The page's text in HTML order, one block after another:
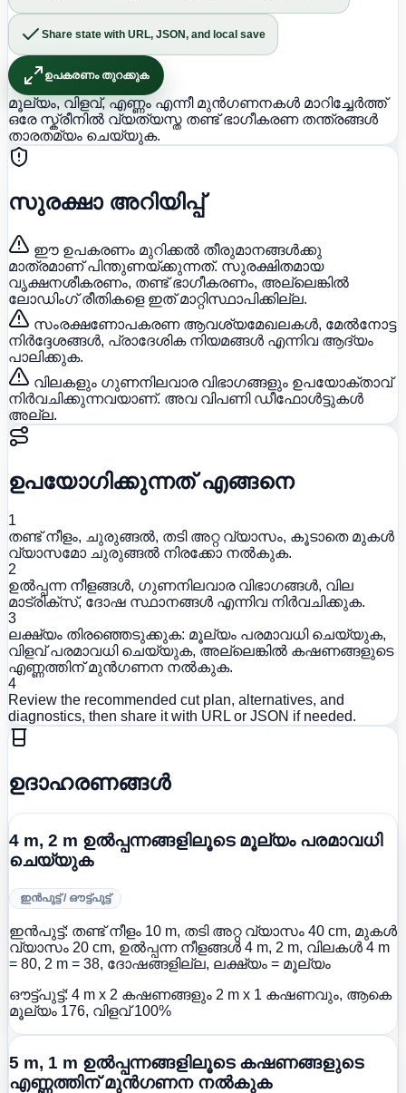
Share state with URL, JSON, and local save
ഉപകരണം തുറക്കുക
മൂല്യം, വിളവ്, എണ്ണം എന്നീ മുൻഗണനകൾ മാറിച്ചേർത്ത്
ഒരേ സ്ക്രീനിൽ വ്യത്യസ്ത തണ്ട് ഭാഗീകരണ തന്ത്രങ്ങൾ
താരതമ്യം ചെയ്യുക.
സുരക്ഷാ അറിയിപ്പ്
ഈ ഉപകരണം മുറിക്കൽ തീരുമാനങ്ങൾക്കു
മാത്രമാണ് പിന്തുണയ്ക്കുന്നത്. സുരക്ഷിതമായ
വൃക്ഷനശീകരണം, തണ്ട് ഭാഗീകരണം, അല്ലെങ്കിൽ
ലോഡിംഗ് രീതികളെ ഇത് മാറ്റിസ്ഥാപിക്കില്ല.
സംരക്ഷണോപകരണ ആവശ്യമേഖലകൾ, മേൽനോട്ട
നിർദ്ദേശങ്ങൾ, പ്രാദേശിക നിയമങ്ങൾ എന്നിവ ആദ്യം
പാലിക്കുക.
വിലകളും ഗുണനിലവാര വിഭാഗങ്ങളും ഉപയോക്താവ്
നിർവചിക്കുന്നവയാണ്. അവ വിപണി ഡീഫോൾട്ടുകൾ
അല്ല.
ഉപയോഗിക്കുന്നത് എങ്ങനെ
1
തണ്ട് നീളം, ചുരുങ്ങൽ, തടി അറ്റ വ്യാസം, കൂടാതെ മുകൾ
വ്യാസമോ ചുരുങ്ങൽ നിരക്കോ നൽകുക.
2
ഉൽപ്പന്ന നീളങ്ങൾ, ഗുണനിലവാര വിഭാഗങ്ങൾ, വില
മാട്രിക്സ്, ദോഷ സ്ഥാനങ്ങൾ എന്നിവ നിർവചിക്കുക.
3
ലക്ഷ്യം തിരഞ്ഞെടുക്കുക: മൂല്യം പരമാവധി ചെയ്യുക,
വിളവ് പരമാവധി ചെയ്യുക, അല്ലെങ്കിൽ കഷണങ്ങളുടെ
എണ്ണത്തിന് മുൻഗണന നൽകുക.
4
Review the recommended cut plan, alternatives, and
diagnostics, then share it with URL or JSON if needed.
ഉദാഹരണങ്ങൾ
4 m, 2 m ഉൽപ്പന്നങ്ങളിലൂടെ മൂല്യം പരമാവധി
ചെയ്യുക
ഇൻപുട്ട് / ഔട്ട്പുട്ട്
ഇൻപുട്ട്: തണ്ട് നീളം 10 m, തടി അറ്റ വ്യാസം 40 cm, മുകൾ
വ്യാസം 20 cm, ഉൽപ്പന്ന നീളങ്ങൾ 4 m, 2 m, വിലകൾ 4 m
= 80, 2 m = 38, ദോഷങ്ങളില്ല, ലക്ഷ്യം = മൂല്യം
ഔട്ട്പുട്ട്: 4 m x 2 കഷണങ്ങളും 2 m x 1 കഷണവും, ആകെ
മൂല്യം 176, വിളവ് 100%
5 m, 1 m ഉൽപ്പന്നങ്ങളിലൂടെ കഷണങ്ങളുടെ
എണ്ണത്തിന് മുൻഗണന നൽകുക